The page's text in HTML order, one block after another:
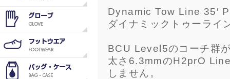
Dynamic Tow Line 35′
ダイナミックトゥーライ
BCU Level5のコーチ群
太さ6.3mmのH2prO
しません。